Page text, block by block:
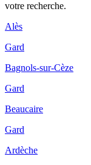
votre recherche.
Alès
Gard
Bagnols-sur-Cèze
Gard
Beaucaire
Gard
Ardèche